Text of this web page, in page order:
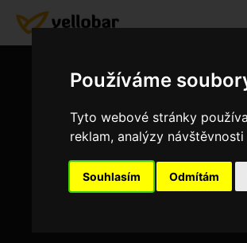
Používáme
Tyto webové stránky
reklam, analýzy
Souhlasím Odmítám